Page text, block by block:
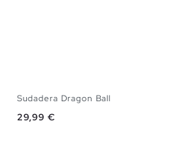
Sudadera Dragon Ball
Precio
29,99 €